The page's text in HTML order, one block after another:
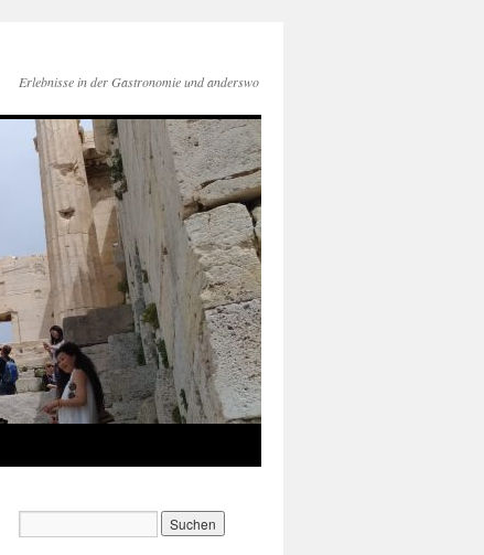
Erlebnisse in der Gastronomie und anderswo